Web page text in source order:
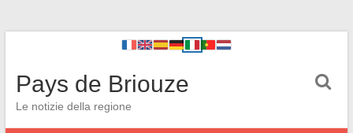
Pays de Briouze
Le notizie della regione